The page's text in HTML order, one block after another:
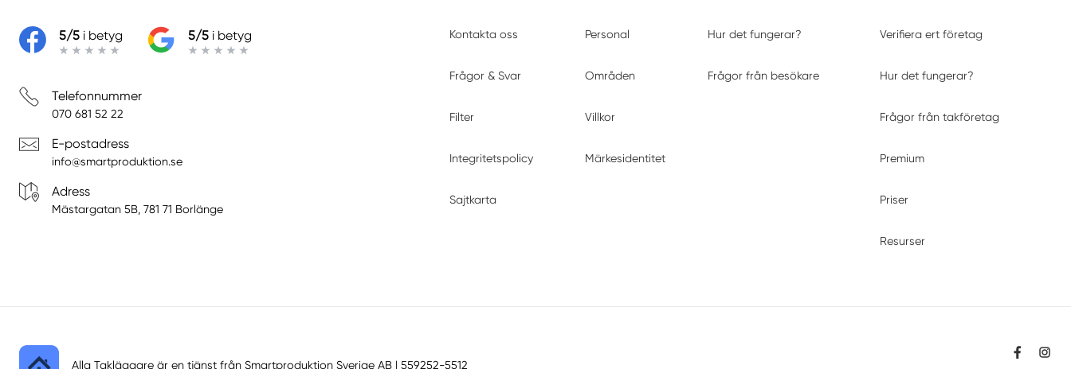
5/5 i betyg 5/5 i betyg
Telefonnummer
070 681 52 22
E-postadress
info@smartproduktion.se
Adress
Mästargatan 5B, 781 71 Borlänge
Kontakta oss Personal
Frågor & Svar Områden
Filter Villkor
Integritetspolicy Märkesidentitet
Sajtkarta
Hur det fungerar?
Frågor från besökare
Verifiera ert företag
Hur det fungerar?
Frågor från takföretag
Premium
Priser
Resurser
Alla Takläggare är en tjänst från Smartproduktion Sverige AB | 559252-5512